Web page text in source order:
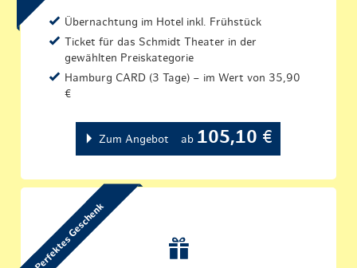
Übernachtung im Hotel inkl. Frühstück
Ticket für das Schmidt Theater in der
gewählten Preiskategorie
Hamburg CARD (3 Tage) – im Wert von 35,90
€
Zum Angebot ab 105,10 €
Perfektes Geschenk